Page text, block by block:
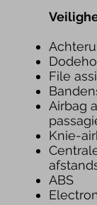
File
Airbag
Knie-
ABS